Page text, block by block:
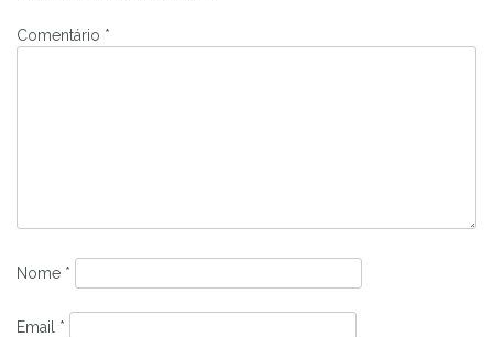
Comentário *
Nome *
Email *